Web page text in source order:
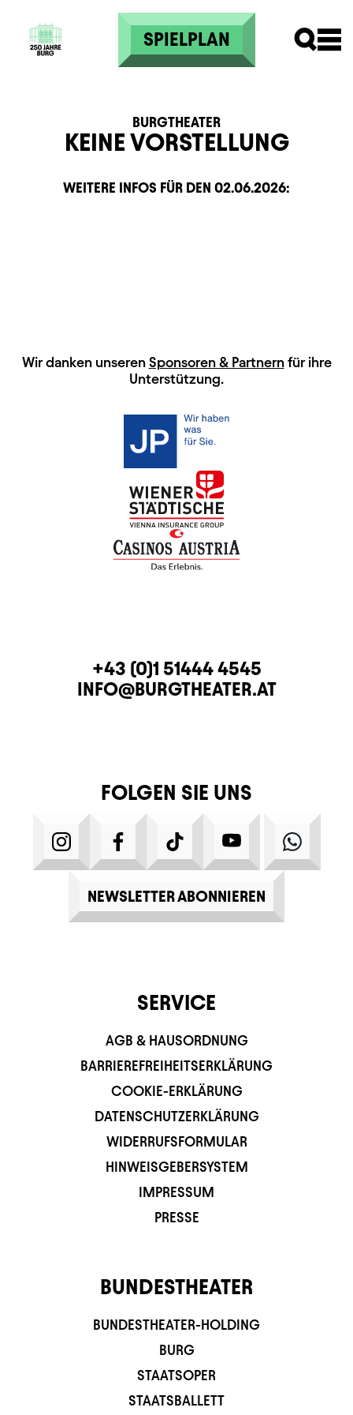
Direkt zum Inhalt
SPIELPLAN
KEINE VORSTELLUNG
BURGTHEATER
WEITERE INFOS FÜR DEN 02.06.2026:
HAUPTSPONSOREN
Wir danken unseren Sponsoren & Partnernfür ihre
Unterstützung.
KONTAKTTELEFON
+43 (0)1 51444 4545
E-MAIL
INFO@BURGTHEATER.AT
FOLGEN SIE UNS
INSTAGRAMFACEBOOKTIKTOK YOUTUBE
NEWSLETTER ABONNIEREN
SERVICE
AGB & HAUSORDNUNG
BARRIEREFREIHEITSERKLÄRUNG
COOKIE-ERKLÄRUNG
DATENSCHUTZERKLÄRUNG
WIDERRUFSFORMULAR
HINWEISGEBERSYSTEM
IMPRESSUM
PRESSE
BUNDESTHEATER
BUNDESTHEATER-HOLDING
BURG
STAATSOPER
STAATSBALLETT